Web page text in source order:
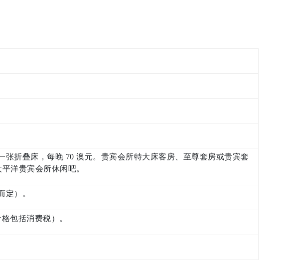
折叠床，每晚 70 澳元。贵宾会所特大床客房、至尊套房或贵宾套
洋贵宾会所休闲吧。
定）。
包括消费税）。